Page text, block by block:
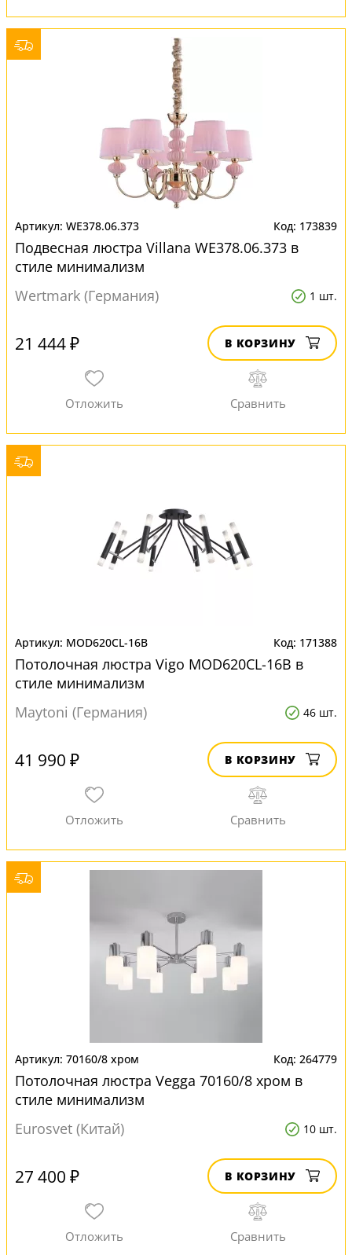
WE378.06.373 173839
Подвесная люстра Villana WE378.06.373 в
стиле минимализм
Wertmark (Германия)
1 шт.
21 444 ₽ В КОРЗИНУ
MOD620CL-16B 171388
Потолочная люстра Vigo MOD620CL-16B в
стиле минимализм
Maytoni (Германия)
46 шт.
41 990 ₽ В КОРЗИНУ
70160/8 хром 264779
Потолочная люстра Vegga 70160/8 хром в
стиле минимализм
Eurosvet (Китай)
10 шт.
27 400 ₽ В КОРЗИНУ